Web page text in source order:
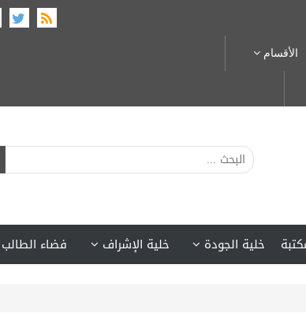
الأقسام
خلية الجودة خلية الإشراف فضاء الطالب